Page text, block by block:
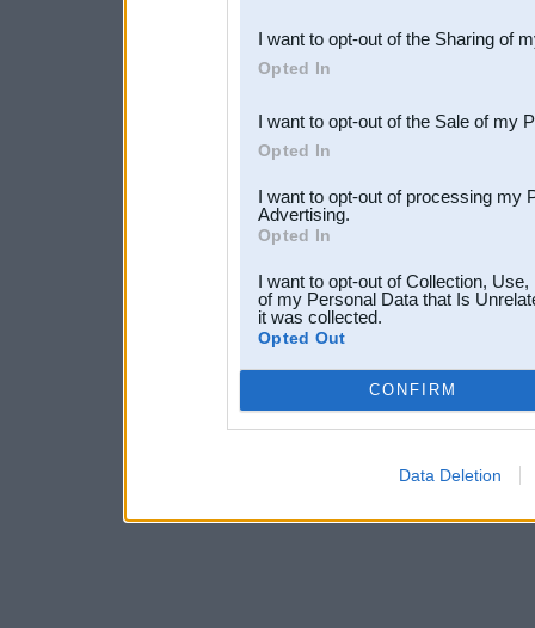
Downstream Participants
third parties.
I want to opt-out of the Sharing of
Opted In
I want to opt-out of the Sale of my
Opted In
I want to opt-out of processing my
Advertising.
Opted In
I want to opt-out of Collection,
of my Personal Data that Is
it was collected.
Opted Out
CONFIRM
Data Deletion